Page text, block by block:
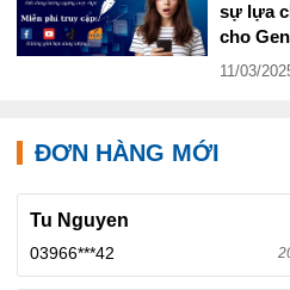
sự lựa
cho
11/03/
ĐƠN HÀNG MỚI
Tu Nguyen
03966***42